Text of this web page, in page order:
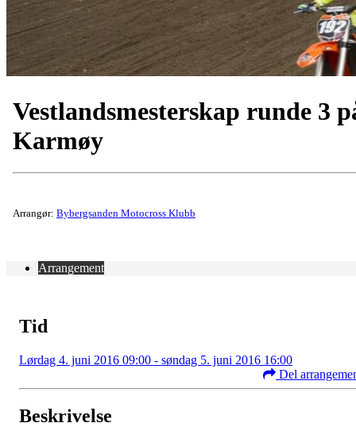
Vestlandsmesterskap runde 3
Karmøy
Arrangør: Bybergsanden Motocross Klubb
Arrangement
Tid
Lørdag 4. juni 2016 09:00 - søndag 5. juni 2016 16:00
Del
Beskrivelse